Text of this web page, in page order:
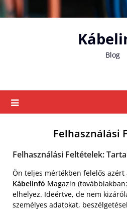
Skip
to
Blog
Felhasználási
Felhasználási Feltételek:
Ön teljes mértékben felelős
Kábelinfó Magazin
elhelyez. Ideértve, de nem
személyes adatokat,